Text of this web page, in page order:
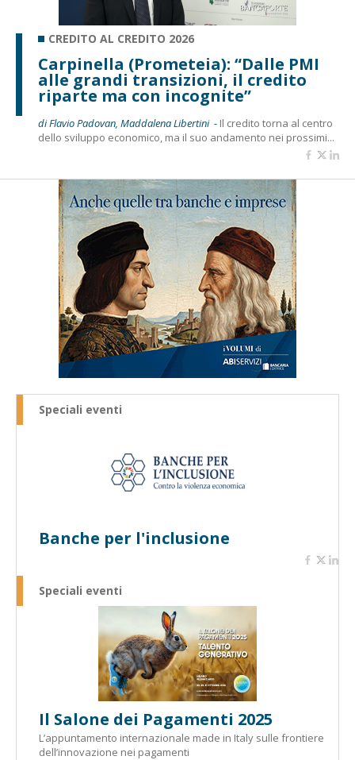
CREDITO AL CREDITO 2026
Carpinella (Prometeia): “Dalle PMI
alle grandi transizioni, il credito
riparte ma con incognite”
di Flavio Padovan, Maddalena Libertini - Il credito torna al centro
dello sviluppo economico, ma il suo andamento nei prossimi...
Speciali eventi
Banche per l'inclusione
Speciali eventi
Il Salone dei Pagamenti 2025
L’appuntamento internazionale made in Italy sulle frontiere
dell’innovazione nei pagamenti